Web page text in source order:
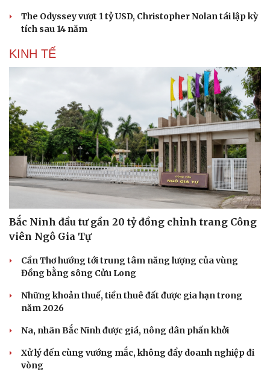
Sức khỏe
Dinh dưỡng - món ngon
Cây thuốc
Nam khoa
Làm đẹp - giảm cân
Ăn sạch sống khỏe
Đời sống
Nhà đẹp
Blog
Tình yêu - Gia đình
The Odyssey vượt 1 tỷ USD, Christopher Nolan tái lập kỳ
tích sau 14 năm
KINH TẾ
Bắc Ninh đầu tư gần 20 tỷ đồng chỉnh trang Công
viên Ngô Gia Tự
Cần Thơ hướng tới trung tâm năng lượng của vùng
Đồng bằng sông Cửu Long
Những khoản thuế, tiền thuê đất được gia hạn trong
năm 2026
Na, nhãn Bắc Ninh được giá, nông dân phấn khởi
Xử lý đến cùng vướng mắc, không đẩy doanh nghiệp đi
vòng